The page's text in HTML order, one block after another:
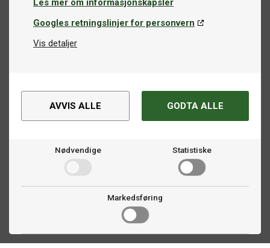
Les mer om informasjonskapsler
Googles retningslinjer for personvern
Vis detaljer
AVVIS ALLE GODTA ALLE
Nødvendige Statistiske
Markedsføring